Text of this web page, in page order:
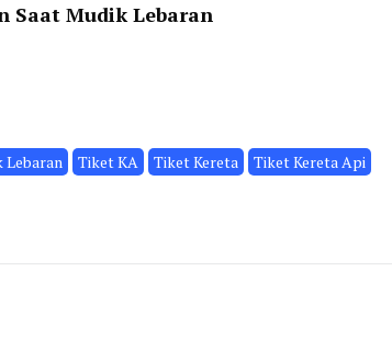
Saat Mudik Lebaran
Lebaran Tiket KA Tiket Kereta
Tiket Kereta Api